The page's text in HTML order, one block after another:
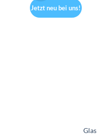
Jetzt neu bei uns!